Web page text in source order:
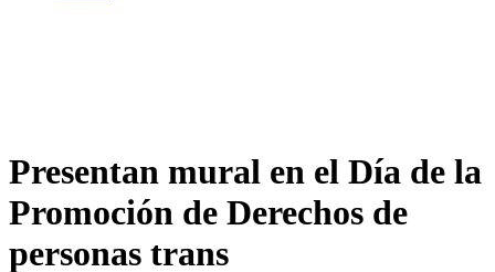
Presentan mural en el Día de la
Promoción de Derechos de
personas trans